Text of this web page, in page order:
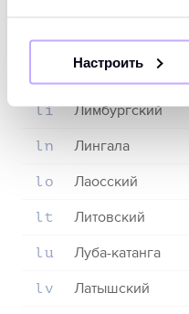
Настроить
lb Люксембургский
Ганда
li Лимбургский
ln Лингала
lo Лаосский
lt Литовский
lu Луба-катанга
lv Латышский